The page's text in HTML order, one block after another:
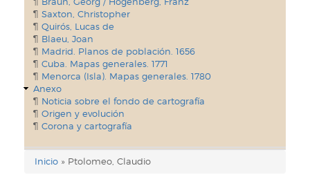
Saxton, Christopher
Quirós, Lucas de
Blaeu, Joan
Madrid. Planos de población. 1656
Cuba. Mapas generales. 1771
Menorca (Isla). Mapas generales. 1780
Anexo
Noticia sobre el fondo de cartografía
Origen y evolución
Corona y cartografía
Enlaces
Inicio Ptolomeo, Claudio